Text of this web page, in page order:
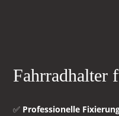
Fahrradhalter
✅ Professionelle